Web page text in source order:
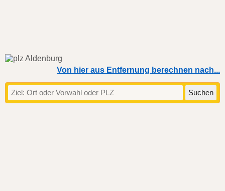
Von hier aus Entfernung berechnen nach...